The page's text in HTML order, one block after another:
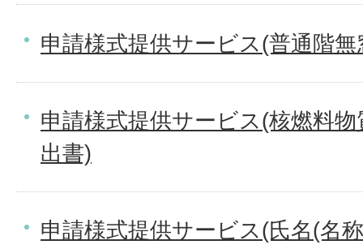
申請様式提供サービス(普通階
申請様式提供サービス(核燃料
出書)
申請様式提供サービス(氏名(名